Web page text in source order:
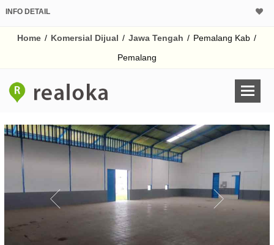
INFO DETAIL
Home / Komersial Dijual / Jawa Tengah / Pemalang Kab /
Pemalang
Harga Rp
% /th
Untuk hasil simulasi
pada kotak-